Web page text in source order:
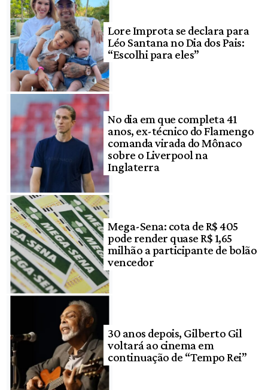
Lore Improta se declara para
Léo Santana no Dia dos Pais:
“Escolhi para eles”
No dia em que completa 41
anos, ex-técnico do Flamengo
comanda virada do Mônaco
sobre o Liverpool na
Inglaterra
Mega-Sena: cota de R$ 405
pode render quase R$ 1,65
milhão a participante de bolão
vencedor
30 anos depois, Gilberto Gil
voltará ao cinema em
continuação de “Tempo Rei”